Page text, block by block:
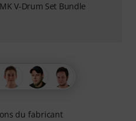
du fabricant
V-Drum Set Bundle